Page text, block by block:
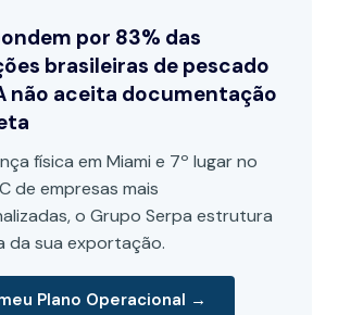
por 83% das
brasileiras de pescado
não aceita documentação
física em Miami e 7º lugar no
de empresas mais
o Grupo Serpa estrutura
da sua exportação.
Plano Operacional →